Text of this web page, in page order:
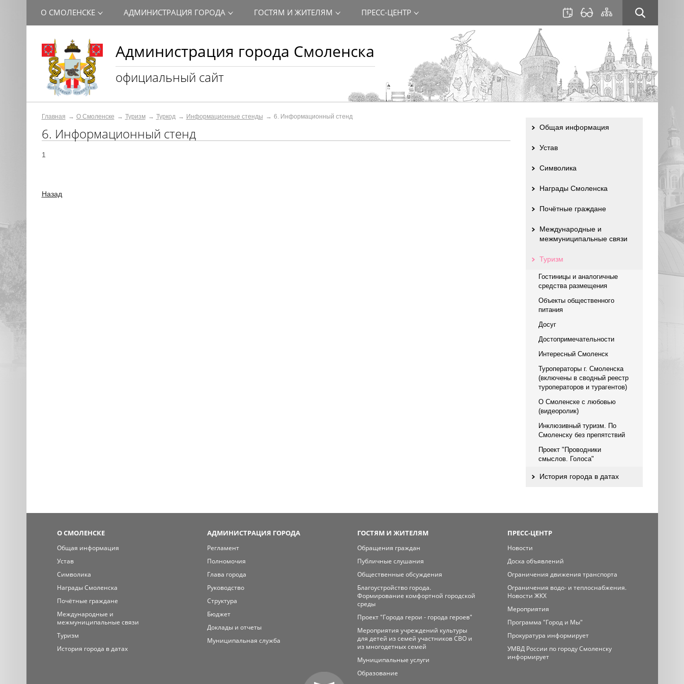
Администрация города Смоленска
официальный сайт
О СМОЛЕНСКЕ АДМИНИСТРАЦИЯ ГОРОДА ГОСТЯМ И ЖИТЕЛЯМ ПРЕСС-ЦЕНТР
Главная О Смоленске Туризм Туркод Информационные стенды 6. Информационный стенд
6. Информационный стенд
1
Назад
Общая информация
Устав
Символика
Награды Смоленска
Почётные граждане
Международные и
межмуниципальные связи
Туризм
Гостиницы и аналогичные
средства размещения
Объекты общественного
питания
Досуг
Достопримечательности
Интересный Смоленск
Туроператоры г. Смоленска
(включены в сводный реестр
туроператоров и турагентов)
О Смоленске с любовью
(видеоролик)
Инклюзивный туризм. По
Смоленску без препятствий
Проект "Проводники
смыслов. Голоса"
История города в датах
О СМОЛЕНСКЕ
Общая информация
Устав
Символика
Награды Смоленска
Почётные граждане
Международные и
межмуниципальные связи
Туризм
История города в датах
АДМИНИСТРАЦИЯ ГОРОДА
Регламент
Полномочия
Глава города
Руководство
Структура
Бюджет
Доклады и отчеты
Муниципальная служба
ГОСТЯМ И ЖИТЕЛЯМ
Обращения граждан
Публичные слушания
Общественные обсуждения
Благоустройство города.
Формирование комфортной городской
среды
Проект "Города герои - города героев"
Мероприятия учреждений культуры
для детей из семей участников СВО и
из многодетных семей
Муниципальные услуги
Образование
ПРЕСС-ЦЕНТР
Новости
Доска объявлений
Ограничения движения транспорта
Ограничения водо- и теплоснабжения.
Новости ЖКХ
Мероприятия
Программа "Город и Мы"
Прокуратура информирует
УМВД России по городу Смоленску
информирует